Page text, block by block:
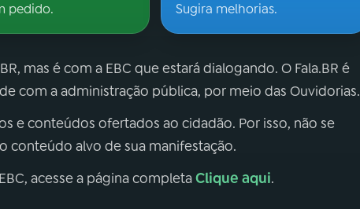
pedido. Sugira melhorias.
mas é com a EBC que estará dialogando. O Fala.BR é
com a administração pública, por meio das Ouvidorias.
e conteúdos ofertados ao cidadão. Por isso, não se
conteúdo alvo de sua manifestação.
acesse a página completaClique aqui.